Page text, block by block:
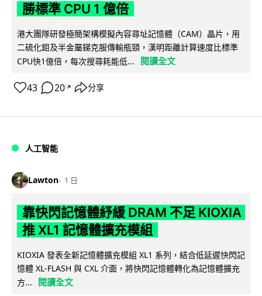
勝標準 CPU 1 億倍
港大團隊研發極簡架構模擬內容尋址記憶體（CAM）晶片，用
二硫化鉬及半金屬銻克服傳輸瓶頸，漢明距離計算速度比標準
CPU快1億倍，每次搜尋耗能低...
閱讀全文
43 20 ↗ 分享
人工智能
Lawton 1 日
靠快閃記憶體紓緩 DRAM 不足 KIOXIA
推 XL1 記憶體擴充模組
KIOXIA 發表全新記憶體擴充模組 XL1 系列，結合低延遲快閃記
憶體 XL-FLASH 與 CXL 介面，將快閃記憶體轉化為記憶體擴充
方...
閱讀全文